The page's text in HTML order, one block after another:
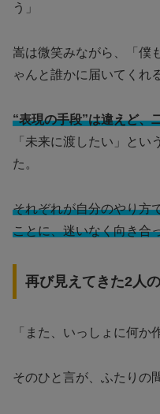
う」
嵩は微笑みながら、「僕
ゃんと誰かに届いてくれ
“表現の手段”は違えど、
「未来に渡したい」とい
た。
それぞれが自分のやり方
ことに、迷いなく向き合
再び見えてきた2人
「また、いっしょに何か
そのひと言が、ふたりの